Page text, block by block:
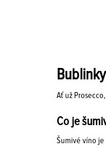
Ať už
Co je
Šumivé víno